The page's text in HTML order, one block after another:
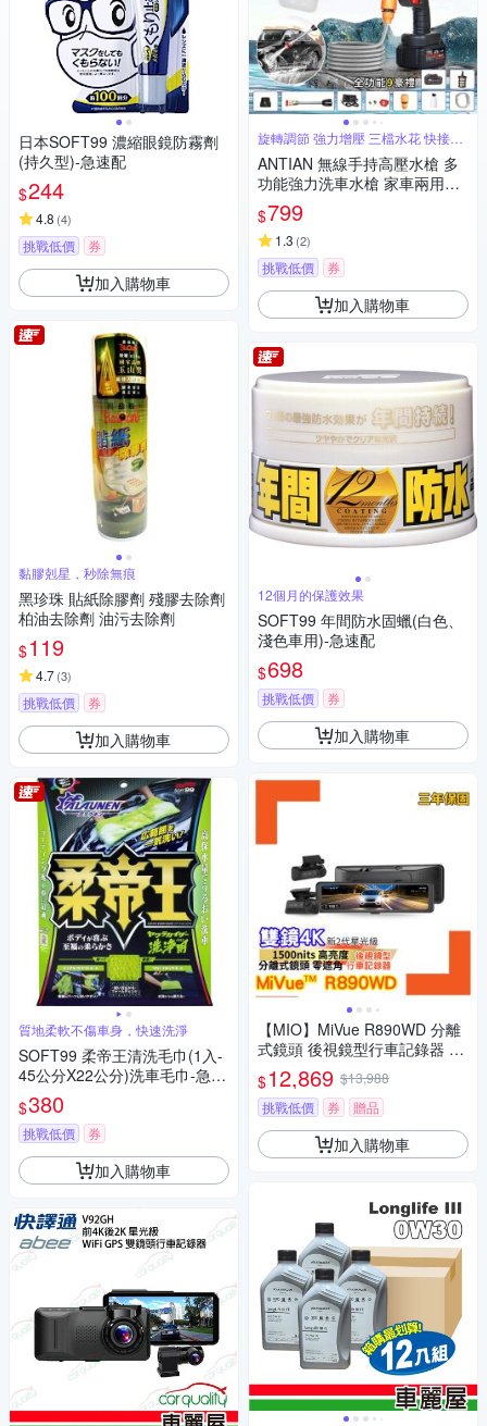
日本SOFT99 濃縮眼鏡防霧劑
(持久型)-急速配
$244
4.8 (4)
挑戰低價 券
加入購物車
黏膠剋星，秒除無痕
黑珍珠 貼紙除膠劑 殘膠去除劑
柏油去除劑 油污去除劑
$119
4.7(3)
挑戰低價 券
加入購物車
質地柔軟不傷車身，快速洗淨
SOFT99 柔帝王清洗毛巾(1入-
45公分X22公分)洗車毛巾-急速
配
$380
挑戰低價 券
加入購物車
旋轉調節 強力增壓 三檔水花 快接卡
扣
ANTIAN 無線手持高壓水槍 多
功能強力洗車水槍 家車兩用電
動加壓噴頭 噴水槍 洗車機 清洗
水槍
$799
1.3 (2)
挑戰低價 券
加入購物車
12個月的保護效果
SOFT99 年間防水固蠟(白色、
淺色車用)-急速配
$698
挑戰低價 券
加入購物車
【MIO】MiVue R890WD 分離
式鏡頭 後視鏡型行車記錄器 前
後4K+4K 極致畫質 新2代星光
級 送安裝
$12,869 $13,988
挑戰低價
券 贈品
加入購物車